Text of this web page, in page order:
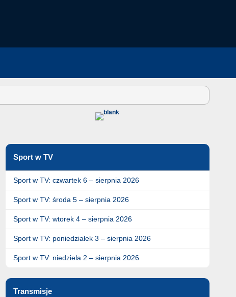
Sport w TV
Sport w TV: czwartek 6 – sierpnia 2026
Sport w TV: środa 5 – sierpnia 2026
Sport w TV: wtorek 4 – sierpnia 2026
Sport w TV: poniedziałek 3 – sierpnia 2026
Sport w TV: niedziela 2 – sierpnia 2026
Transmisje